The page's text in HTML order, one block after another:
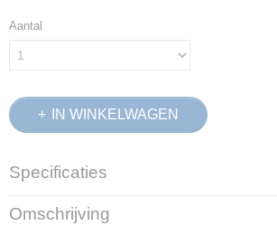
Aantal
IN WINKELWAGEN
Specificaties
Productcode
6007410
Omschrijving